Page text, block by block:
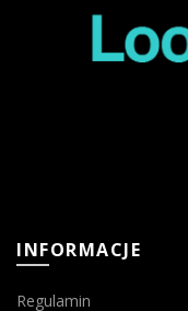
INFORMACJE
Regulamin